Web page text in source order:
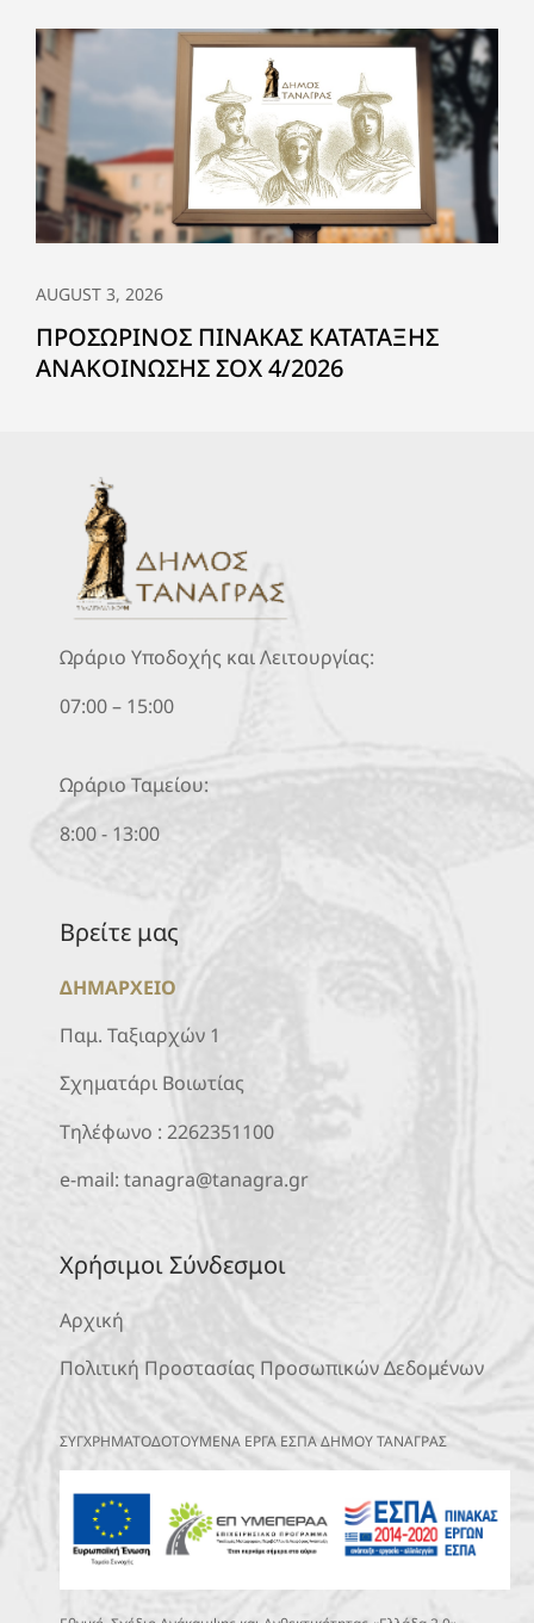
AUGUST 3, 2026
ΠΡΟΣΩΡΙΝΟΣ ΠΙΝΑΚΑΣ ΚΑΤΑΤΑΞΗΣ
ΑΝΑΚΟΙΝΩΣΗΣ ΣΟΧ 4/2026
Ωράριο Υποδοχής και Λειτουργίας:
07:00 – 15:00
Ωράριο Ταμείου:
8:00 - 13:00
Βρείτε μας
ΔΗΜΑΡΧΕΙΟ
Παμ. Ταξιαρχών 1
Σχηματάρι Βοιωτίας
Τηλέφωνο : 2262351100
e-mail: tanagra@tanagra.gr
Χρήσιμοι Σύνδεσμοι
Αρχική
Πολιτική Προστασίας Προσωπικών Δεδομένων
ΣΥΓΧΡΗΜΑΤΟΔΟΤΟΥΜΕΝΑ ΕΡΓΑ ΕΣΠΑ ΔΗΜΟΥ ΤΑΝΑΓΡΑΣ